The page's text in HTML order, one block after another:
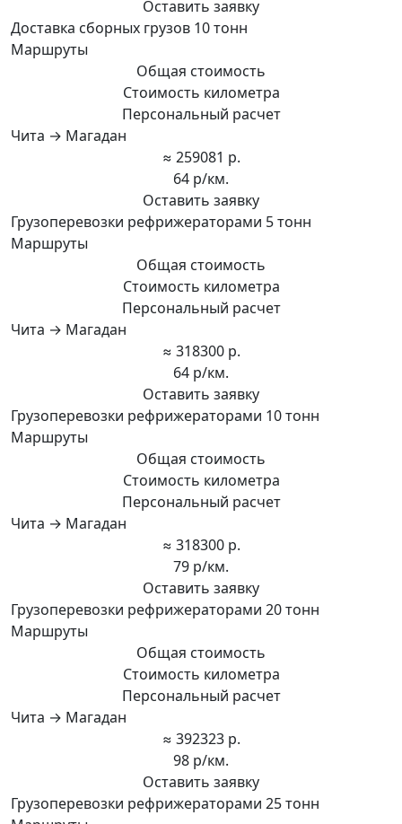
Оставить заявку
Доставка сборных грузов 10 тонн
Маршруты
Общая стоимость
Стоимость километра
Персональный расчет
Чита → Магадан
≈ 259081 р.
64 р/км.
Оставить заявку
Грузоперевозки рефрижераторами 5 тонн
Маршруты
Общая стоимость
Стоимость километра
Персональный расчет
Чита → Магадан
≈ 318300 р.
64 р/км.
Оставить заявку
Грузоперевозки рефрижераторами 10 тонн
Маршруты
Общая стоимость
Стоимость километра
Персональный расчет
Чита → Магадан
≈ 318300 р.
79 р/км.
Оставить заявку
Грузоперевозки рефрижераторами 20 тонн
Маршруты
Общая стоимость
Стоимость километра
Персональный расчет
Чита → Магадан
≈ 392323 р.
98 р/км.
Оставить заявку
Грузоперевозки рефрижераторами 25 тонн